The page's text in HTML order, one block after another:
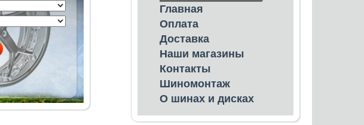
Главная
Оплата
Доставка
Наши магазины
Контакты
Шиномонтаж
О шинах и дисках